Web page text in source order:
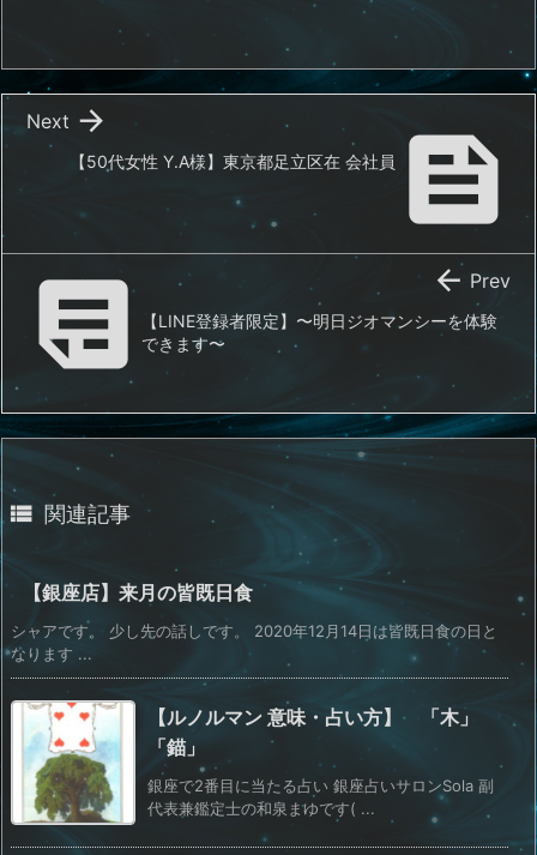

【50代女性 Y.A様】東京都足立区在 会社員

Next
 【LINE登録者限定】〜明日ジオマンシーを体験
できます〜
 Prev
 関連記事
【銀座店】来月の皆既日食
シャアです。 少し先の話しです。 2020年12月14日は皆既日食の日と
なります ...
【ルノルマン 意味・占い方】 「木」
「錨」
銀座で2番目に当たる占い 銀座占いサロンSola 副
代表兼鑑定士の和泉まゆです( ...